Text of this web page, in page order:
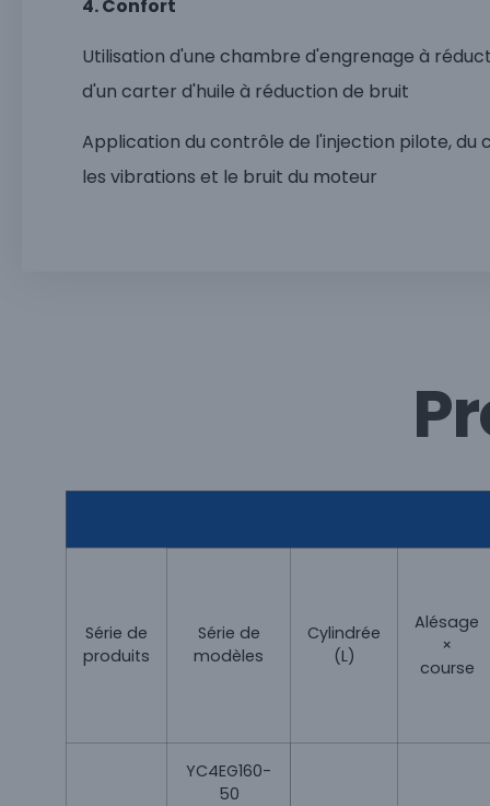
4. Confort
Utilisation d'une chambre d'engrenage à
d'un carter d'huile à réduction de bruit
Application du contrôle de l'injection pilote,
les vibrations et le bruit du moteur
Série de
produits
Série de
modèles
Cylindrée
(L)
Alésage
×
course
YC4EG160-
50